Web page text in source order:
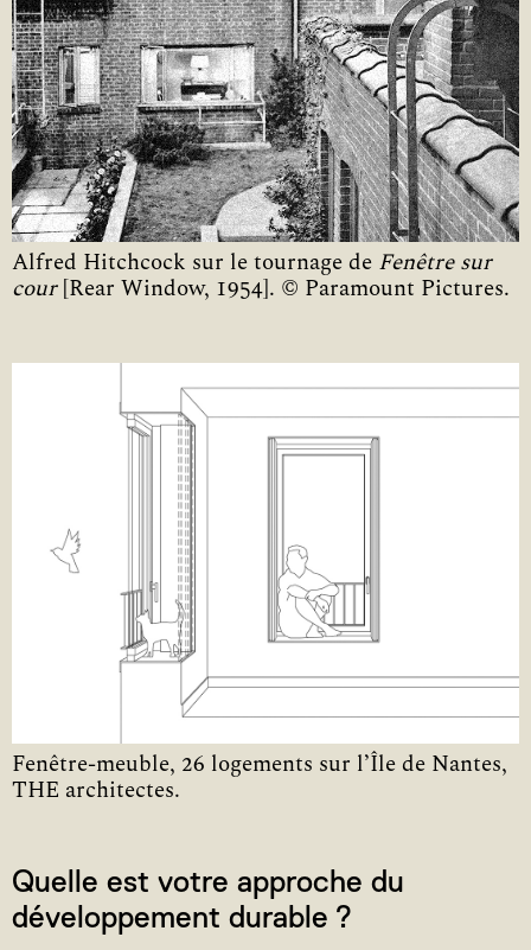
Alfred Hitchcock sur le tournage de Fenêtre sur
cour[Rear Window, 1954]. © Paramount Pictures.
Fenêtre-meuble, 26 logements sur l’Île de Nantes,
THE architectes.
Quelle est votre approche du
développement durable ?